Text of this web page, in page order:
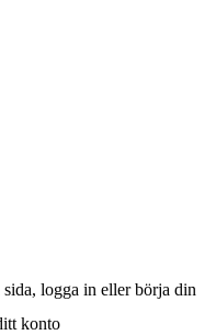
logga in eller börja din
konto